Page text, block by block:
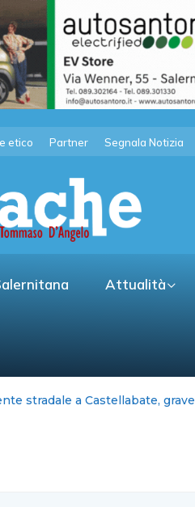
etico Partner Segnala Notizia
Attualità
anziano scippato in via Mobilio